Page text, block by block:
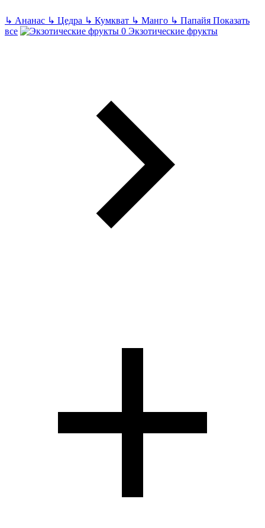
↳ Ананас ↳ Цедра ↳ Кумкват ↳ Манго ↳ Папайя Показать
все
Экзотические фрукты